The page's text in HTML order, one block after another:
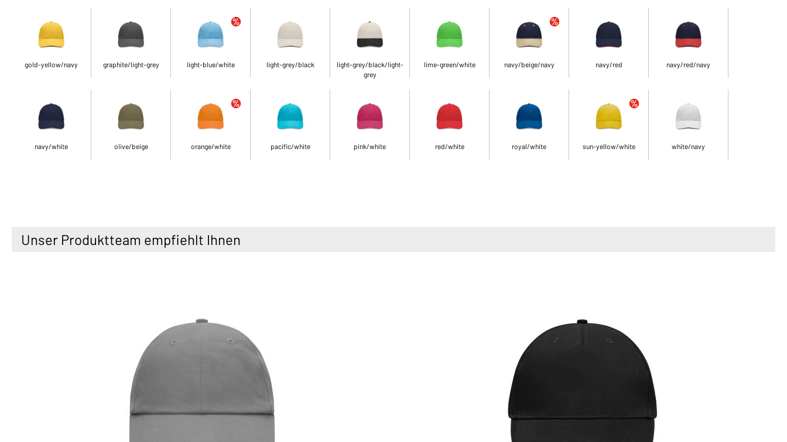
gold-yellow/navy graphite/light-grey light-blue/white light-grey/black
light-grey/black/light-
grey
lime-green/white navy/beige/navy navy/red navy/red/navy
navy/white olive/beige orange/white pacific/white pink/white red/white royal/white sun-yellow/white white/navy
Unser Produktteam empfiehlt Ihnen